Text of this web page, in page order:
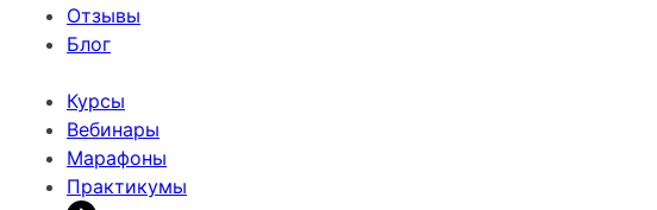
Отзывы
Блог
Курсы
Вебинары
Марафоны
Практикумы